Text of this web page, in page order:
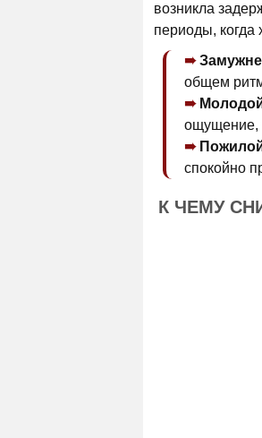
возникла
периоды, когда
общем
ощущение,
спокойно
К ЧЕМУ